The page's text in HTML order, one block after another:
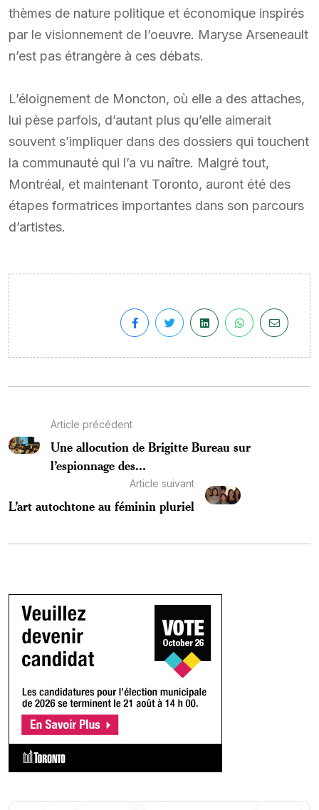
thèmes de nature politique et économique inspirés
par le visionnement de l’oeuvre. Maryse Arseneault
n’est pas étrangère à ces débats.
L’éloignement de Moncton, où elle a des attaches,
lui pèse parfois, d’autant plus qu’elle aimerait
souvent s’impliquer dans des dossiers qui touchent
la communauté qui l’a vu naître. Malgré tout,
Montréal, et maintenant Toronto, auront été des
étapes formatrices importantes dans son parcours
d’artistes.
Article précédent
Une allocution de Brigitte Bureau sur
l’espionnage des...
Article suivant
L’art autochtone au féminin pluriel